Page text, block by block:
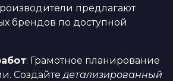
предлагают
брендов по доступной
: Грамотное планирование
Создайтедетализированный